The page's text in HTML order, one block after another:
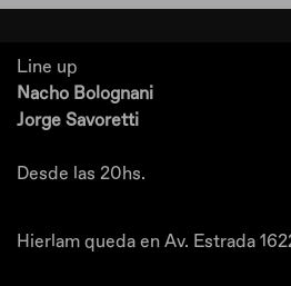
Line up
Nacho Bolognani
Jorge Savoretti
Desde las 20hs.
Hierlam queda en Av. Estrada